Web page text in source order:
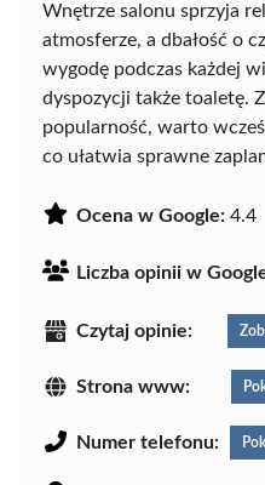
Wnętrze salonu sprzyja
atmosferze, a dbałość o
wygodę podczas każdej
dyspozycji także toaletę.
popularność, warto
co ułatwia sprawne
Ocena w Google: 4.4
Liczba opinii w
Czytaj opinie:
Strona www:
Numer telefonu: